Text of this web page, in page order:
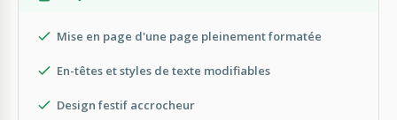
Mise en page d'une page pleinement formatée
En-têtes et styles de texte modifiables
Design festif accrocheur